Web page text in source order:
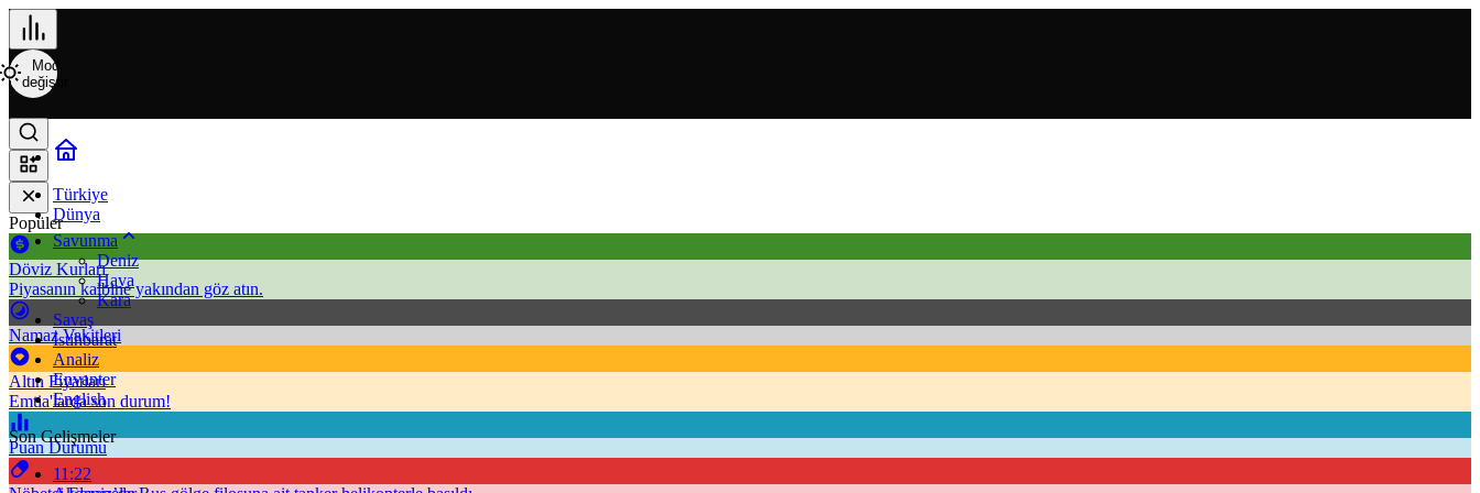
Mod
değiştir
Popüler
Döviz Kurları
Piyasanın kalbine yakından göz atın.
Namaz Vakitleri
Altın Fiyatları
Emtia'larda son durum!
Puan Durumu
Türkiye
Dünya
Savunma
Deniz
Hava
Kara
Savaş
İstihbarat
Analiz
Envanter
English
Son Gelişmeler
11:22